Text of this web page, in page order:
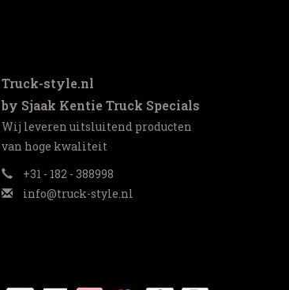
Truck-style.nl
by Sjaak Kentie Truck Specials
Wij leveren uitsluitend producten
van hoge kwaliteit
+31 - 182 - 388998
info@truck-style.nl